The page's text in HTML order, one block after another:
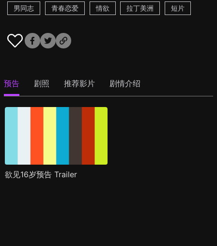
男同志
青春恋爱 情欲 拉丁美洲 短片
预告 剧照 推荐影片 剧情介绍
欲见16岁预告 Trailer